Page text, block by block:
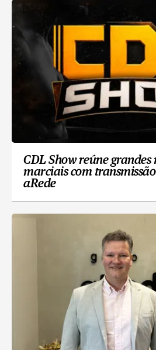
CDL Show reúne grandes
marciais com
aRede